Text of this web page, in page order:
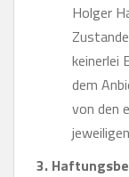
Holger
keinerlei
dem
von den
3.